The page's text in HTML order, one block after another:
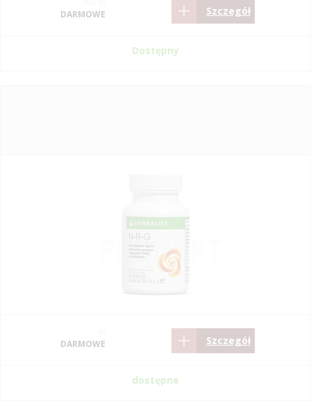
DARMOWE Szczegół
Dostępny
DARMOWE Szczegół
dostępne